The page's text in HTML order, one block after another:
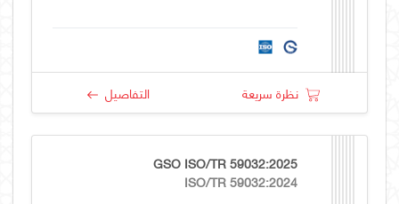
نظرة سريعة التفاصيل
GSO ISO/TR 59032:2025
ISO/TR 59032:2024